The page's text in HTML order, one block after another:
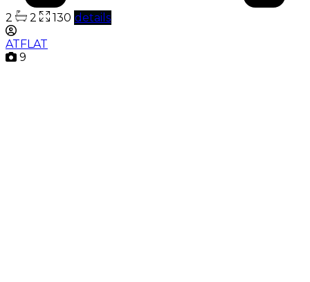
2 2 130 details
ATFLAT
9